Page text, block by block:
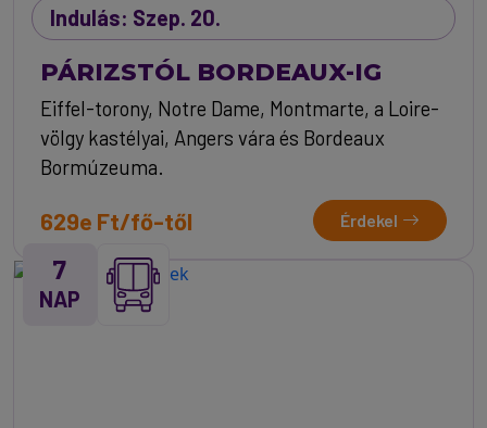
Indulás: Szep. 20.
PÁRIZSTÓL BORDEAUX-IG
Eiffel-torony, Notre Dame, Montmarte, a Loire-
völgy kastélyai, Angers vára és Bordeaux
Bormúzeuma.
629e Ft/fő-től Érdekel
7
NAP